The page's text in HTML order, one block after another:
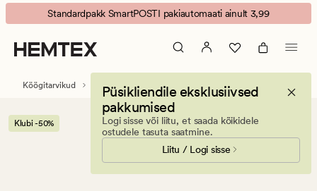
Jenny
kauss
kreemikas
Animated
banner.
Press
ESCAPE
Standardpakk SmartPOSTI pakiautomaati ainult 3,99
Püsikliendile eksklusiivsed
pakkumised
Logi sisse või liitu, et saada kõikidele
ostudele tasuta saatmine.
Liitu / Logi sisse
Köögitarvikud Serveerimiskausid ja kandikud
Klubi -50%